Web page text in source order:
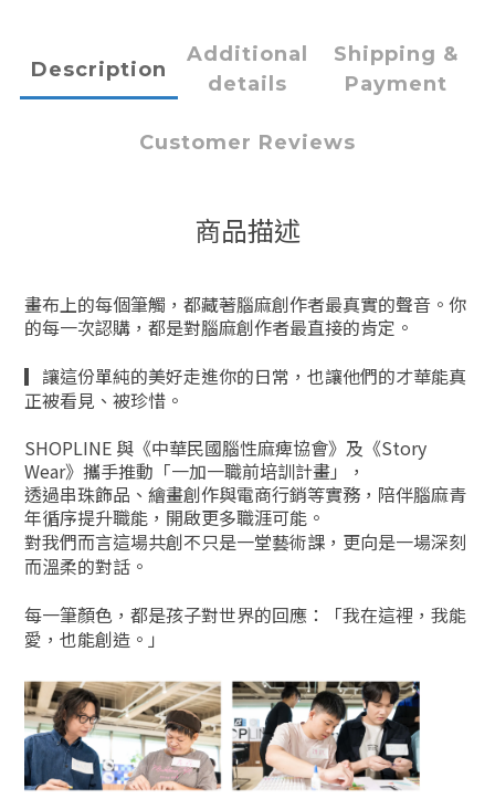
Description
Additional
details
Shipping &
Payment
Customer Reviews
商品描述
畫布上的每個筆觸，都藏著腦麻創作者最真實的聲音。 你
的每一次認購，都是對腦麻創作者最直接的肯定。
▎ 讓這份單純的美好走進你的日常，也讓他們的才華能真
正被看見、被珍惜。
SHOPLINE 與《中華民國腦性麻痺協會》及《Story
Wear》攜手推動「一加一職前培訓計畫」，
透過串珠飾品、繪畫創作與電商行銷等實務，陪伴腦麻青
年循序提升職能，開啟更多職涯可能。
對我們而言這場共創不只是一堂藝術課，更向是一場深刻
而溫柔的對話。
每一筆顏色，都是孩子對世界的回應：「我在這裡，我能
愛，也能創造。」